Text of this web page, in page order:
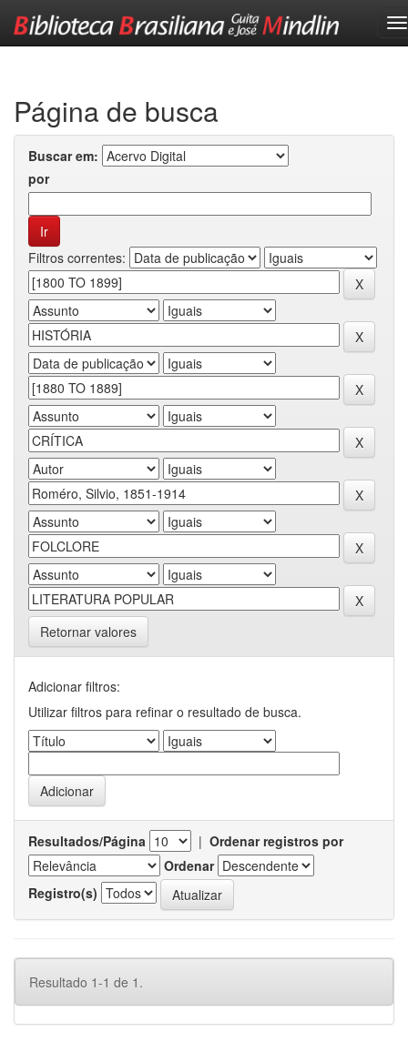
Página de busca
Buscar em:
por
Filtros correntes:
Retornar valores
Adicionar filtros:
Utilizar filtros para refinar o resultado de busca.
Resultados/Página | Ordenar registros por
Ordenar
Registro(s)
Resultado 1-1 de 1.